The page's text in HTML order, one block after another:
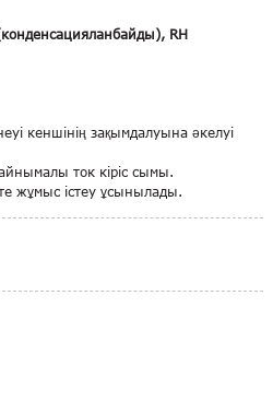
RH
кеншінің зақымдалуына әкелуі
ток кіріс сымы.
жұмыс істеу ұсынылады.